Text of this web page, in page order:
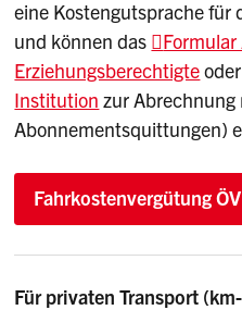
eine Kostengutsprache für
und können das
Erziehungsberechtigteoder
Institution zur
Abonnementsquittungen)
Fahrkostenvergütung
Für privaten Transport